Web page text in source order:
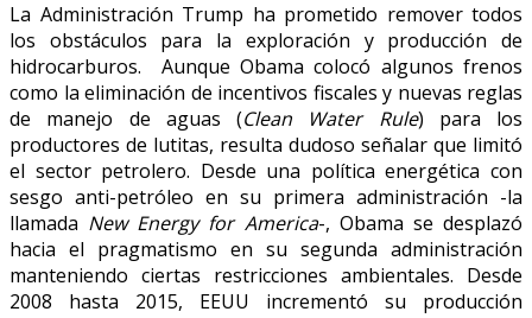
La Administración Trump ha prometido remover todos
los obstáculos para la exploración y producción de
hidrocarburos. Aunque Obama colocó algunos frenos
como la eliminación de incentivos fiscales y nuevas reglas
de manejo de aguas (Clean Water Rule) para los
productores de lutitas, resulta dudoso señalar que limitó
el sector petrolero. Desde una política energética con
sesgo anti-petróleo en su primera administración -la
llamada New Energy for America-, Obama se desplazó
hacia el pragmatismo en su segunda administración
manteniendo ciertas restricciones ambientales. Desde
2008 hasta 2015, EEUU incrementó su producción